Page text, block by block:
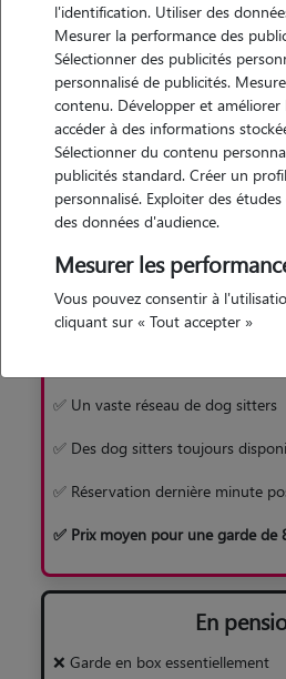
Je
Pourquoi préférer
Avec
✅ Garde familiale sans box
✅ Un vaste réseau de dog sitters
✅ Des dog sitters toujours
✅ Réservation dernière minute
✅ Prix moyen pour une garde de
En
❌ Garde en box essentiellement
l'identification. Utiliser des
Mesurer la performance des
Sélectionner des publicités
personnalisé de publicités.
contenu. Développer et
accéder à des informations
Sélectionner du contenu
publicités standard. Créer un
personnalisé. Exploiter des
des données d'audience.
Mesurer les
Vous pouvez consentir à
cliquant sur « Tout accepter »